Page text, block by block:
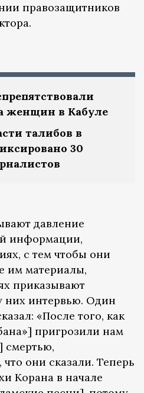
правозащитников
женщин в Кабуле
талибов в
30
давление
информации,
с тем чтобы они
им материалы,
приказывают
них интервью. Один
«После того, как
пригрозили нам
смертью,
они сказали. Теперь
Корана в начале